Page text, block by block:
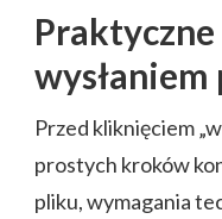
Praktyczne
wysłaniem
Przed kliknięciem
prostych kroków
pliku, wymagania